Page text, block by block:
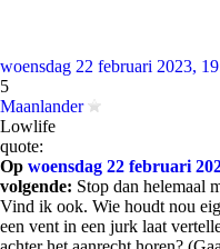
woensdag 22 februari 2023,
5
Maanlander
Lowlife
quote:
Op woensdag 22 februari
volgende: Stop dan helemaal
Vind ik ook. Wie houdt nou
een vent in een jurk laat